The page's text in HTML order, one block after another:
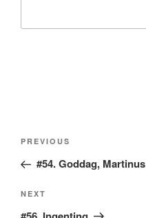
Post
Previous
Post
PREVIOUS
#54. Goddag, Martinus
Next
Post
NEXT